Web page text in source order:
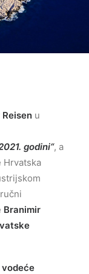
u
godini“, a
Hrvatska
Branimir
vodeće